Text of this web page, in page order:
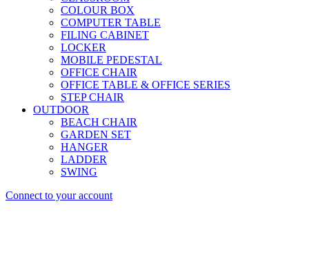
COLOUR BOX
COMPUTER TABLE
FILING CABINET
LOCKER
MOBILE PEDESTAL
OFFICE CHAIR
OFFICE TABLE & OFFICE SERIES
STEP CHAIR
OUTDOOR
BEACH CHAIR
GARDEN SET
HANGER
LADDER
SWING
Connect to your account